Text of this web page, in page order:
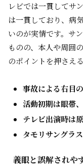
レビでは一貫してサ
は一貫しており、病
いのが実情です。サ
ものの、本人や周囲
のポイントを押さえ
事故による右目
活動初期は眼帯
テレビ出演時は
タモリサングラ
義眼と誤解されや